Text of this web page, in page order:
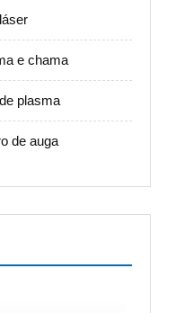
e chama
plasma
de auga